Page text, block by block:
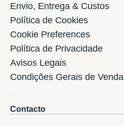
Envio, Entrega & Custos
Política de Cookies
Cookie Preferences
Política de Privacidade
Avisos Legais
Condições Gerais de Venda
Contacto